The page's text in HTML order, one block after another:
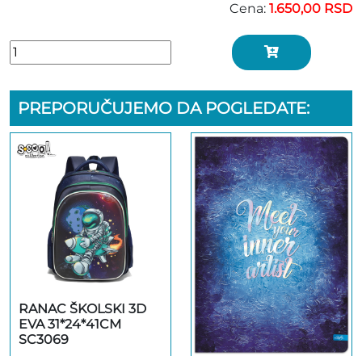
Cena: 1.650,00 RSD
PREPORUČUJEMO DA POGLEDATE:
RANAC ŠKOLSKI 3D
EVA 31*24*41CM
SC3069